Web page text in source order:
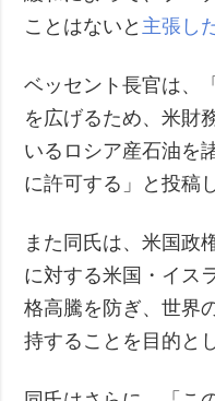
ことはないと 主張し
ベッセント長官は、
を広げるため、米財
いるロシア産石油を
に許可する」と投稿
また同氏は、米国政
に対する米国・イス
格高騰を防ぎ、世界
持することを目的と